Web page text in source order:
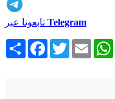
Telegram
انشر Facebook
TwitterEmail